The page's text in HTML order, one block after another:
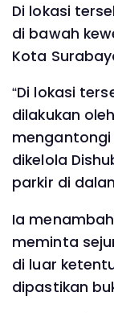
Di lokasi
di bawah
Kota
“Di lokasi
dilakukan
mengantongi
dikelola
parkir di
Ia
meminta
di luar
dipastikan